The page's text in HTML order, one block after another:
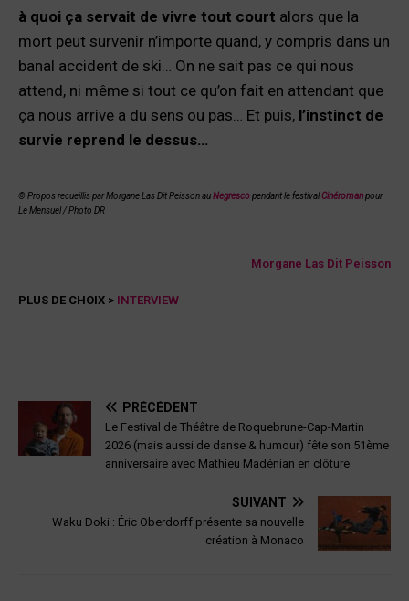
à quoi ça servait de vivre tout court alors que la
mort peut survenir n’importe quand, y compris dans un
banal accident de ski… On ne sait pas ce qui nous
attend, ni même si tout ce qu’on fait en attendant que
ça nous arrive a du sens ou pas… Et puis, l’instinct de
survie reprend le dessus…
© Propos recueillis par Morgane Las Dit Peisson auNegrescopendant le festivalCinéromanpour
Le Mensuel / Photo DR
Morgane Las Dit Peisson
PLUS DE CHOIX > INTERVIEW
PRÉCÉDENT
Le Festival de Théâtre de Roquebrune-Cap-Martin
2026 (mais aussi de danse & humour) fête son 51ème
anniversaire avec Mathieu Madénian en clôture
SUIVANT
Waku Doki : Éric Oberdorff présente sa nouvelle
création à Monaco